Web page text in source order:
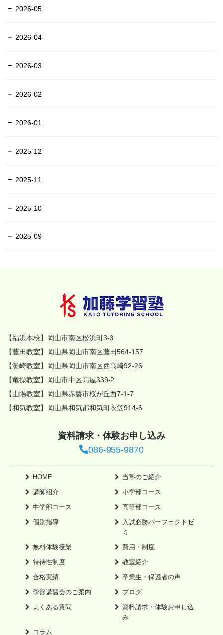
2026-05
2026-04
2026-03
2026-02
2026-01
2025-12
2025-11
2025-10
2025-09
【福浜本校】岡山市南区松浜町3-3
【藤田教室】岡山県岡山市南区藤田564-157
【灘崎教室】岡山県岡山市南区西高崎92-26
【竜操教室】岡山市中区高屋339-2
【山陽教室】岡山県赤磐市桜が丘西7-1-7
【和気教室】岡山県和気郡和気町衣笠914-6
資料請求・体験お申し込み
086-955-9870
HOME
当塾のご紹介
講師紹介
小学部コース
中学部コース
高等部コース
個別指導
入試必勝パーフェクトゼ
ミ
無料体験授業
費用・制度
特待性制度
教室紹介
合格実績
卒業生・保護者の声
季節講習会のご案内
ブログ
よくある質問
資料請求・体験お申し込
み
コラム